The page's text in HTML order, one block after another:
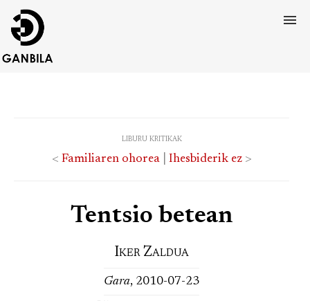
liburu kritikak
< Familiaren ohorea| Ihesbiderik ez>
Tentsio betean
Iker Zaldua
Gara, 2010-07-23